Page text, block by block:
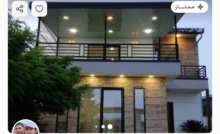
مـمـتــــــاز